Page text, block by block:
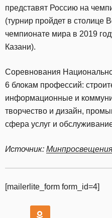
представят Россию на
(турнир пройдет в столице
чемпионате мира в 2019
Казани).
Соревнования
6 блокам профессий:
информационные и
творчество и дизайн,
сфера услуг и
Источник:
[mailerlite_form form_id=4]